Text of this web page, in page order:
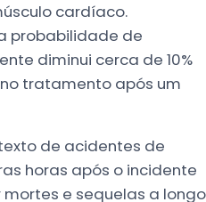
cardíaco.
probabilidade de
diminui cerca de 10%
tratamento após um
de acidentes de
horas após o incidente
e sequelas a longo